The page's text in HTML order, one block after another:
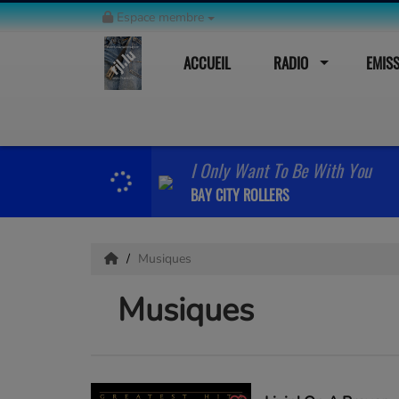
Espace membre
ACCUEIL RADIO
I Only Want To Be With You
BAY CITY ROLLERS
Musiques
Musiques